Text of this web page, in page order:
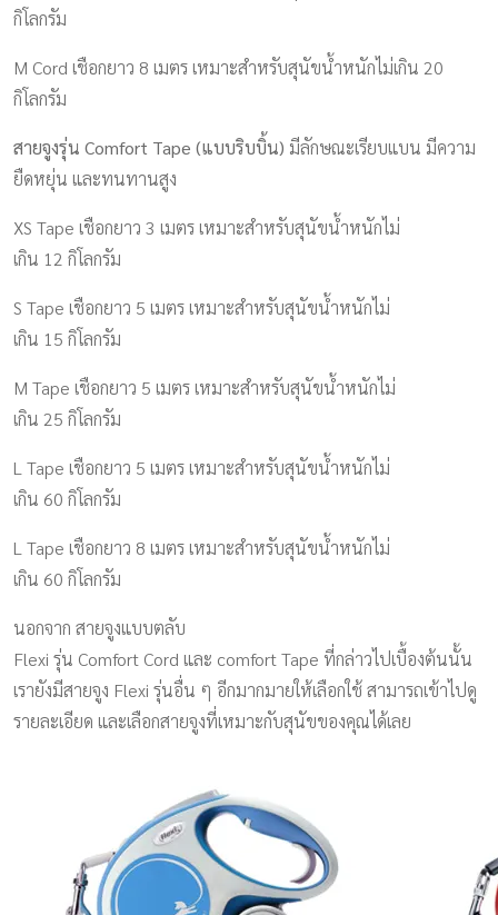
กิโลกรัม
M Cord เชือกยาว 8 เมตร เหมาะสำหรับสุนัขน้ำหนักไม่เกิน 20
กิโลกรัม
สายจูงรุ่น Comfort Tape (แบบริบบิ้น) มีลักษณะเรียบแบน มีความ
ยืดหยุ่น และทนทานสูง
XS Tape เชือกยาว 3 เมตร เหมาะสำหรับสุนัขน้ำหนักไม่
เกิน 12 กิโลกรัม
S Tape เชือกยาว 5 เมตร เหมาะสำหรับสุนัขน้ำหนักไม่
เกิน 15 กิโลกรัม
M Tape เชือกยาว 5 เมตร เหมาะสำหรับสุนัขน้ำหนักไม่
เกิน 25 กิโลกรัม
L Tape เชือกยาว 5 เมตร เหมาะสำหรับสุนัขน้ำหนักไม่
เกิน 60 กิโลกรัม
L Tape เชือกยาว 8 เมตร เหมาะสำหรับสุนัขน้ำหนักไม่
เกิน 60 กิโลกรัม
นอกจาก สายจูงแบบตลับ
Flexi รุ่น Comfort Cord และ comfortTape ที่กล่าวไปเบื้องต้นนั้น
เรายังมีสายจูง Flexi รุ่นอื่น ๆ อีกมากมายให้เลือกใช้ สามารถเข้าไปดู
รายละเอียด และเลือกสายจูงที่เหมาะกับสุนัขของคุณได้เลย